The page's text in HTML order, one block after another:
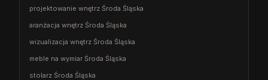
projektowanie wnętrz Środa Śląska
aranżacja wnętrz Środa Śląska
wizualizacja wnętrz Środa Śląska
meble na wymiar Środa Śląska
stolarz Środa Śląska